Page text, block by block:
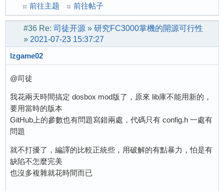
前往主题 前往帖子
#36 Re: 司徒开源 » 研究FC3000掌機的開源可行性
» 2021-07-23 15:37:27
lzgame02
@司徒
我花兩天時間搞定 dosbox mod版了，原來 lib庫不能用新的，
要用當時的版本
GitHub上的參數也有問題寫錯兩處，代碼只有 config.h 一處有
問題
就不打擾了，編譯的比較正統些，用破解的有點暴力，怕是有
缺陷不怎麼完美
也沒多複雜就花時間而已